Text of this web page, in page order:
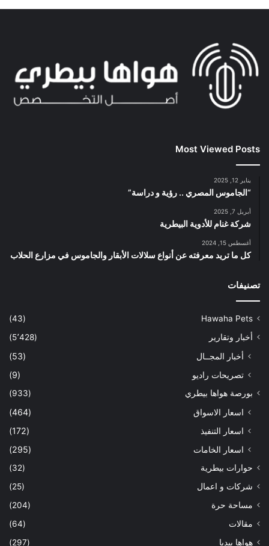
Most Viewed Posts
يناير 12, 2025
“الجاموس المصري .. رؤية و دراسة”
أبريل 7, 2025
شركة غنام للأدوية البيطرية
أغسطس 15, 2024
كل ما تريد معرفته عن أنواع سلالات الأبقار والجاموس في مزارع الحلاب
تصنيفات
Hawaha Pets
(43)
أخبار وتقارير
(5٬428)
أخبار المجــال
(53)
تصريحات راديو
(9)
بورصة هواها بيطري (933)
اسعار الاسواق
(464)
اسعار التنفيذ
(172)
اسعار الخامات
(295)
حوارات بيطرية
(32)
شركات و اعمال
(25)
مساحة حرة
(204)
مقالات
(64)
هواها بيديا
(297)